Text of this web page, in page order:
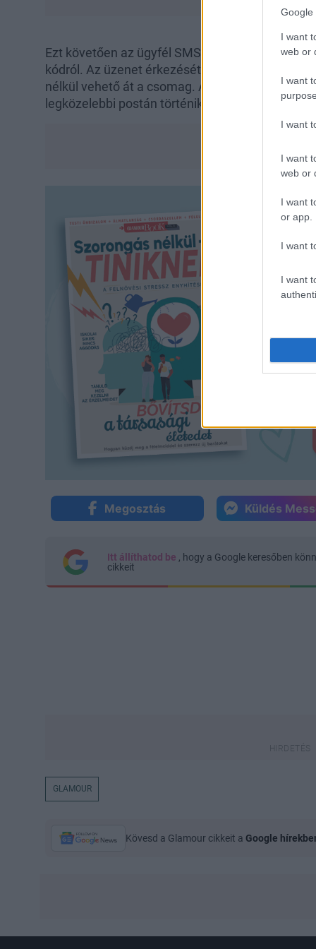
Google
I want
web or
I want
I want
I want
web or
I want
or app.
I want
I want
Ezt követően az ügyfél SMS-ben kap
kódról. Az üzenet érkezésétől számított 48 órán
nélkül vehető át a csomag. Az át nem vett
legközelebbi postán történik a feladó igényétől
Megosztás Küldés
Itt állíthatod be , hogy a Google keresőben
cikkeit
GLAMOUR
Kövesd a Glamour cikkeit a Google